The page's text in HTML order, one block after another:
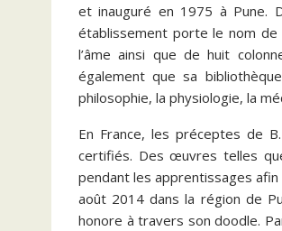
et inauguré en 1975 à Pune.
établissement porte le nom
l’âme ainsi que de huit
également que sa
philosophie, la physiologie, la
En France, les préceptes de
certifiés. Des œuvres telles
pendant les apprentissages
août 2014 dans la région de
honore à travers son doodle.